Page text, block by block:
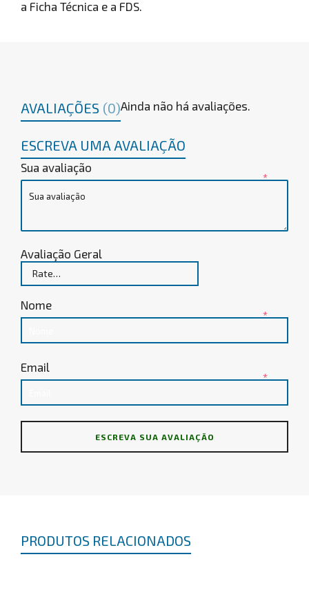
a Ficha Técnica e a FDS.
AVALIAÇÕES (0)Ainda não há avaliações.
ESCREVA UMA AVALIAÇÃO
Sua avaliação
*
Avaliação Geral
Nome
*
Email
*
PRODUTOS RELACIONADOS